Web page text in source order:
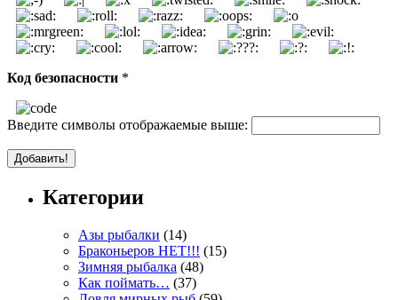
Код безопасности *
Введите символы отображаемые выше:
Категории
Азы рыбалки (14)
Браконьеров НЕТ!!! (15)
Зимняя рыбалка (48)
Как поймать… (37)